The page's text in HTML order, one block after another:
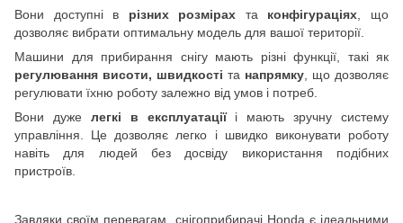
Вони доступні в різних розмірах таконфігураціях, що
дозволяє вибрати оптимальну модель для вашої території.
Машини для прибирання снігу мають різні функції, такі як
регулювання висоти, швидкості та напрямку, що дозволяє
регулювати їхню роботу залежно від умов і потреб.
Вони дуже легкі в експлуатаціїі мають зручну систему
управління. Це дозволяє легко і швидко виконувати роботу
навіть для людей без досвіду використання подібних
пристроїв.
Завдяки своїм перевагам, снігоприбирачі Honda є ідеальними